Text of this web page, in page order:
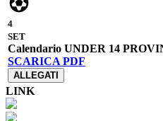
4
SET
Calendario UNDER 14
SCARICA PDF
ALLEGATI
LINK